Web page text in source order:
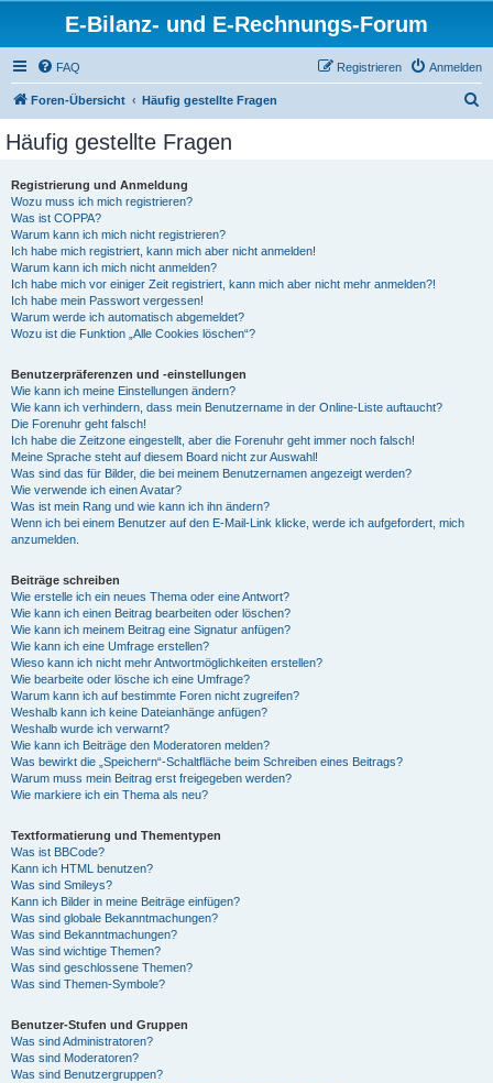
E-Bilanz- und E-Rechnungs-Forum
FAQ Anmelden
Registrieren
Foren-Übersicht Häufig gestellte Fragen
Häufig gestellte Fragen
Registrierung und Anmeldung
Wozu muss ich mich registrieren?
Was ist COPPA?
Warum kann ich mich nicht registrieren?
Ich habe mich registriert, kann mich aber nicht anmelden!
Warum kann ich mich nicht anmelden?
Ich habe mich vor einiger Zeit registriert, kann mich aber nicht mehr anmelden?!
Ich habe mein Passwort vergessen!
Warum werde ich automatisch abgemeldet?
Wozu ist die Funktion „Alle Cookies löschen“?
Benutzerpräferenzen und -einstellungen
Wie kann ich meine Einstellungen ändern?
Wie kann ich verhindern, dass mein Benutzername in der Online-Liste auftaucht?
Die Forenuhr geht falsch!
Ich habe die Zeitzone eingestellt, aber die Forenuhr geht immer noch falsch!
Meine Sprache steht auf diesem Board nicht zur Auswahl!
Was sind das für Bilder, die bei meinem Benutzernamen angezeigt werden?
Wie verwende ich einen Avatar?
Was ist mein Rang und wie kann ich ihn ändern?
Wenn ich bei einem Benutzer auf den E-Mail-Link klicke, werde ich aufgefordert, mich
anzumelden.
Beiträge schreiben
Wie erstelle ich ein neues Thema oder eine Antwort?
Wie kann ich einen Beitrag bearbeiten oder löschen?
Wie kann ich meinem Beitrag eine Signatur anfügen?
Wie kann ich eine Umfrage erstellen?
Wieso kann ich nicht mehr Antwortmöglichkeiten erstellen?
Wie bearbeite oder lösche ich eine Umfrage?
Warum kann ich auf bestimmte Foren nicht zugreifen?
Weshalb kann ich keine Dateianhänge anfügen?
Weshalb wurde ich verwarnt?
Wie kann ich Beiträge den Moderatoren melden?
Was bewirkt die „Speichern“-Schaltfläche beim Schreiben eines Beitrags?
Warum muss mein Beitrag erst freigegeben werden?
Wie markiere ich ein Thema als neu?
Textformatierung und Thementypen
Was ist BBCode?
Kann ich HTML benutzen?
Was sind Smileys?
Kann ich Bilder in meine Beiträge einfügen?
Was sind globale Bekanntmachungen?
Was sind Bekanntmachungen?
Was sind wichtige Themen?
Was sind geschlossene Themen?
Was sind Themen-Symbole?
Benutzer-Stufen und Gruppen
Was sind Administratoren?
Was sind Moderatoren?
Was sind Benutzergruppen?